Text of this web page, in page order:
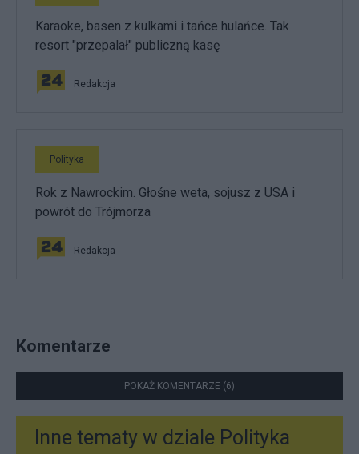
Karaoke, basen z kulkami i tańce hulańce. Tak
resort "przepalał" publiczną kasę
Redakcja
Polityka
Rok z Nawrockim. Głośne weta, sojusz z USA i
powrót do Trójmorza
Redakcja
Komentarze
POKAŻ KOMENTARZE (6)
Inne tematy w dziale Polityka